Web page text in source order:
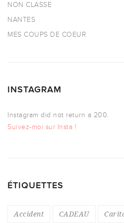
NON CLASSE
NANTES
MES COUPS DE COEUR
INSTAGRAM
Instagram did not return a 200.
Suivez-moi sur Insta !
ÉTIQUETTES
Accident CADEAU